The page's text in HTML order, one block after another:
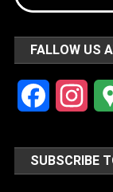
FALLOW US
Facebook
SUBSCRIBE